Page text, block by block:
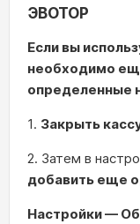
ЭВОТОР
Если вы
необходимо
определенные
1. Закрыть
2. Затем в
добавить еще
Настройки —